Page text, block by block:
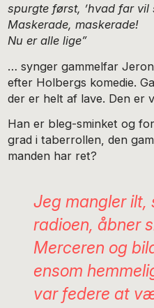
spurgte først, ’hvad far vil
Maskerade, maskerade!
Nu er alle lige”
… synger gammelfar
efter Holbergs komedie.
der er helt af lave. Den er
Han er bleg-sminket og
grad i taberrollen, den
manden har ret?
Jeg mangler ilt,
radioen, åbner
Merceren og
ensom
var federe at